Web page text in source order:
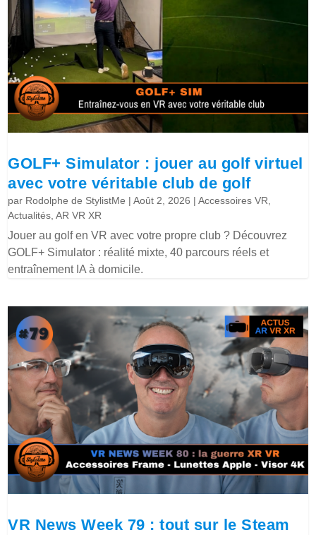
GOLF+ Simulator : jouer au golf virtuel
avec votre véritable club de golf
par Rodolphe de StylistMe |Août 2, 2026 |Accessoires VR
Actualités ,AR VR XR
Jouer au golf en VR avec votre propre club ? Découvrez
GOLF+ Simulator : réalité mixte, 40 parcours réels et
entraînement IA à domicile.
VR News Week 79 : tout sur le Steam